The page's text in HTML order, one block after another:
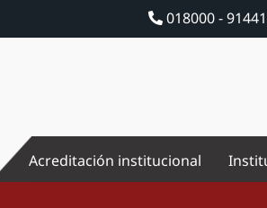
018000 -
Acreditación institucional